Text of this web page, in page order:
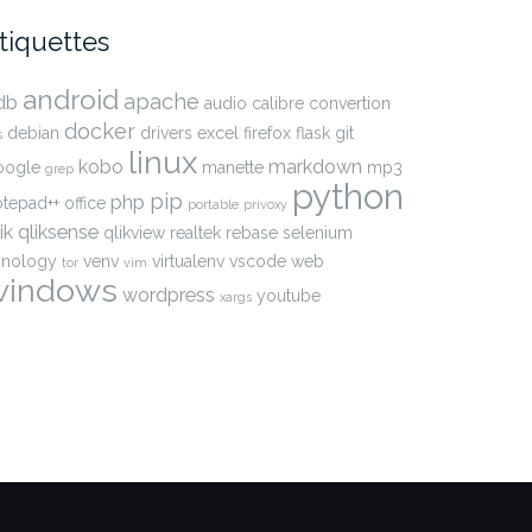
android apache audio calibre convertion
debian docker drivers excel firefox flask git
grep kobo linux manette markdown mp3
office php pip portable privoxy python
qliksense qlikview realtek rebase selenium
tor venv vim virtualenv vscode web
wordpress xargs youtube